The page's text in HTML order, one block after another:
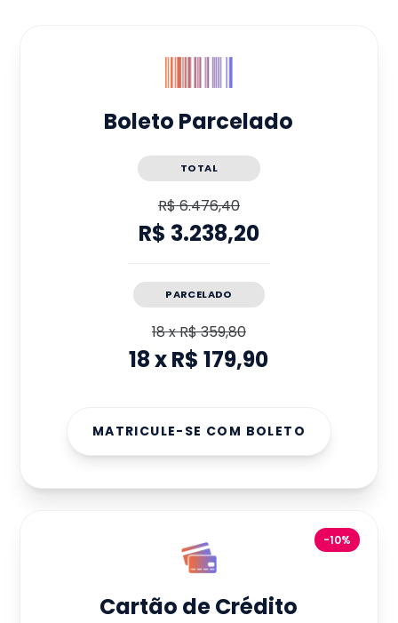
Boleto Parcelado
TOTAL
R$ 6.476,40
R$ 3.238,20
PARCELADO
18xR$ 359,80
18xR$ 179,90
MATRICULE-SE COM BOLETO
-10%
Cartão de Crédito